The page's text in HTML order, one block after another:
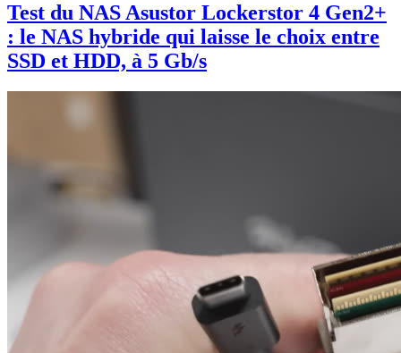
Test du NAS Asustor Lockerstor 4 Gen2+
: le NAS hybride qui laisse le choix entre
SSD et HDD, à 5 Gb/s